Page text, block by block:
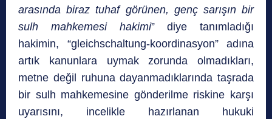
arasında biraz tuhaf görünen, genç sarışın bir
sulh mahkemesi hakimi” diye tanımladığı
hakimin, “gleichschaltung-koordinasyon” adına
artık kanunlara uymak zorunda olmadıkları,
metne değil ruhuna dayanmadıklarında taşrada
bir sulh mahkemesine gönderilme riskine karşı
uyarısını, incelikle hazırlanan hukuki